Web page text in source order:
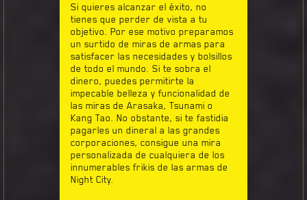
Si quieres alcanzar el éxito, no
tienes que perder de vista a tu
objetivo. Por ese motivo preparamos
un surtido de miras de armas para
satisfacer las necesidades y bolsillos
de todo el mundo. Si te sobra el
dinero, puedes permitirte la
impecable belleza y funcionalidad de
las miras de Arasaka, Tsunami o
Kang Tao. No obstante, si te fastidia
pagarles un dineral a las grandes
corporaciones, consigue una mira
personalizada de cualquiera de los
innumerables frikis de las armas de
Night City.